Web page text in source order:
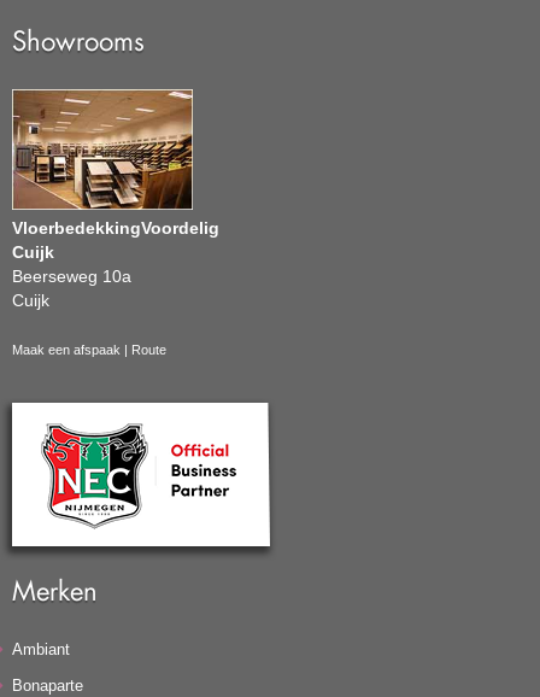
Showrooms
VloerbedekkingVoordelig
Cuijk
Beerseweg 10a
Cuijk
Maak een afspaak Route
Merken
Ambiant
Bonaparte